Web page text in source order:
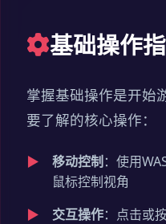
基础操作
掌握基础操作是开始
要了解的核心操作：
移动控制 ：使用
鼠标控制视角
交互操作：点击或